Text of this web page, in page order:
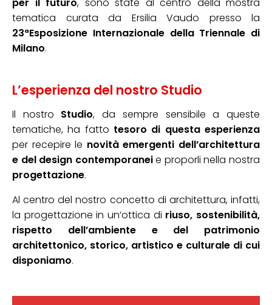
tematica curata da Ersilia Vaudo presso la
23ªEsposizione Internazionale della Triennale di
Milano.
L’esperienza del nostro Studio
Il nostro Studio, da sempre sensibile a queste
tematiche, ha fatto tesoro di questa esperienza
per recepire le novità emergenti dell’architettura
e del design contemporaneie proporli nella nostra
progettazione.
Al centro del nostro concetto di architettura, infatti,
la progettazione in un’ottica di riuso, sostenibilità,
rispetto dell’ambiente e del patrimonio
architettonico, storico, artistico e culturale di cui
disponiamo.